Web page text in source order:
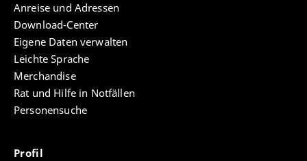
Anreise und Adressen
Download-Center
Eigene Daten verwalten
Leichte Sprache
Merchandise
Rat und Hilfe in Notfällen
Personensuche
Profil